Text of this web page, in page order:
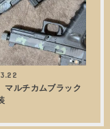
ルチカムブラック